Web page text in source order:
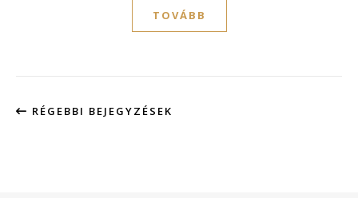
TOVÁBB
RÉGEBBI BEJEGYZÉSEK